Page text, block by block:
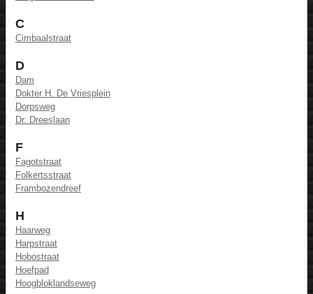
C
Cimbaalstraat
D
Dam
Dokter H. De Vriesplein
Dorpsweg
Dr. Dreeslaan
F
Fagotstraat
Folkertsstraat
Frambozendreef
H
Haarweg
Harpstraat
Hobostraat
Hoefpad
Hoogbloklandseweg